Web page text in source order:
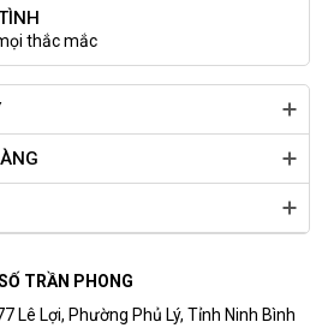
thắc mắc
TRẦN PHONG
Lê Lợi, Phường Phủ Lý, Tỉnh Ninh Bình